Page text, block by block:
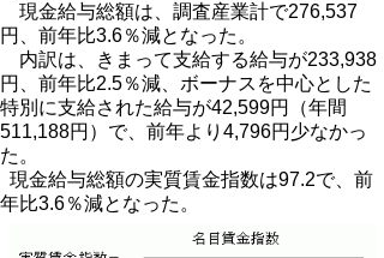
現金給与総額は、調査産業計で276,537
円、前年比3.6％減となった。
内訳は、きまって支給する給与が233,938
円、前年比2.5％減、ボーナスを中心とした
特別に支給された給与が42,599円（年間
511,188円）で、前年より4,796円少なかっ
た。
現金給与総額の実質賃金指数は97.2で、前
年比3.6％減となった。